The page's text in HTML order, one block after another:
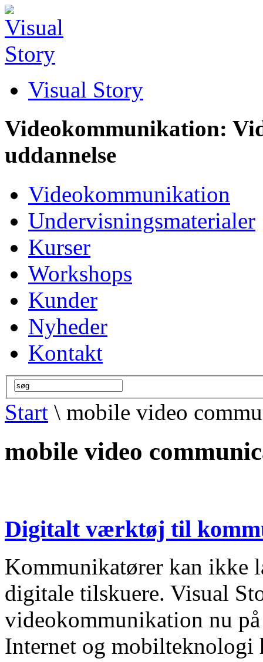
Visual Story
Videokommunikation:
uddannelse
Videokommunikation
Undervisningsmaterialer
Kurser
Workshops
Kunder
Nyheder
Kontakt
Start \ mobile video
mobile video
Digitalt værktøj til
Kommunikatører kan ikke
digitale tilskuere. Visual
videokommunikation nu
Internet og mobilteknologi